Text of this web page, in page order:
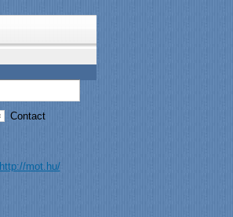
Contact
http://mot.hu/